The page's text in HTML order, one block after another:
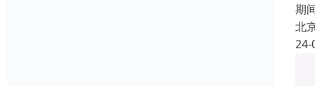
期
北
24-